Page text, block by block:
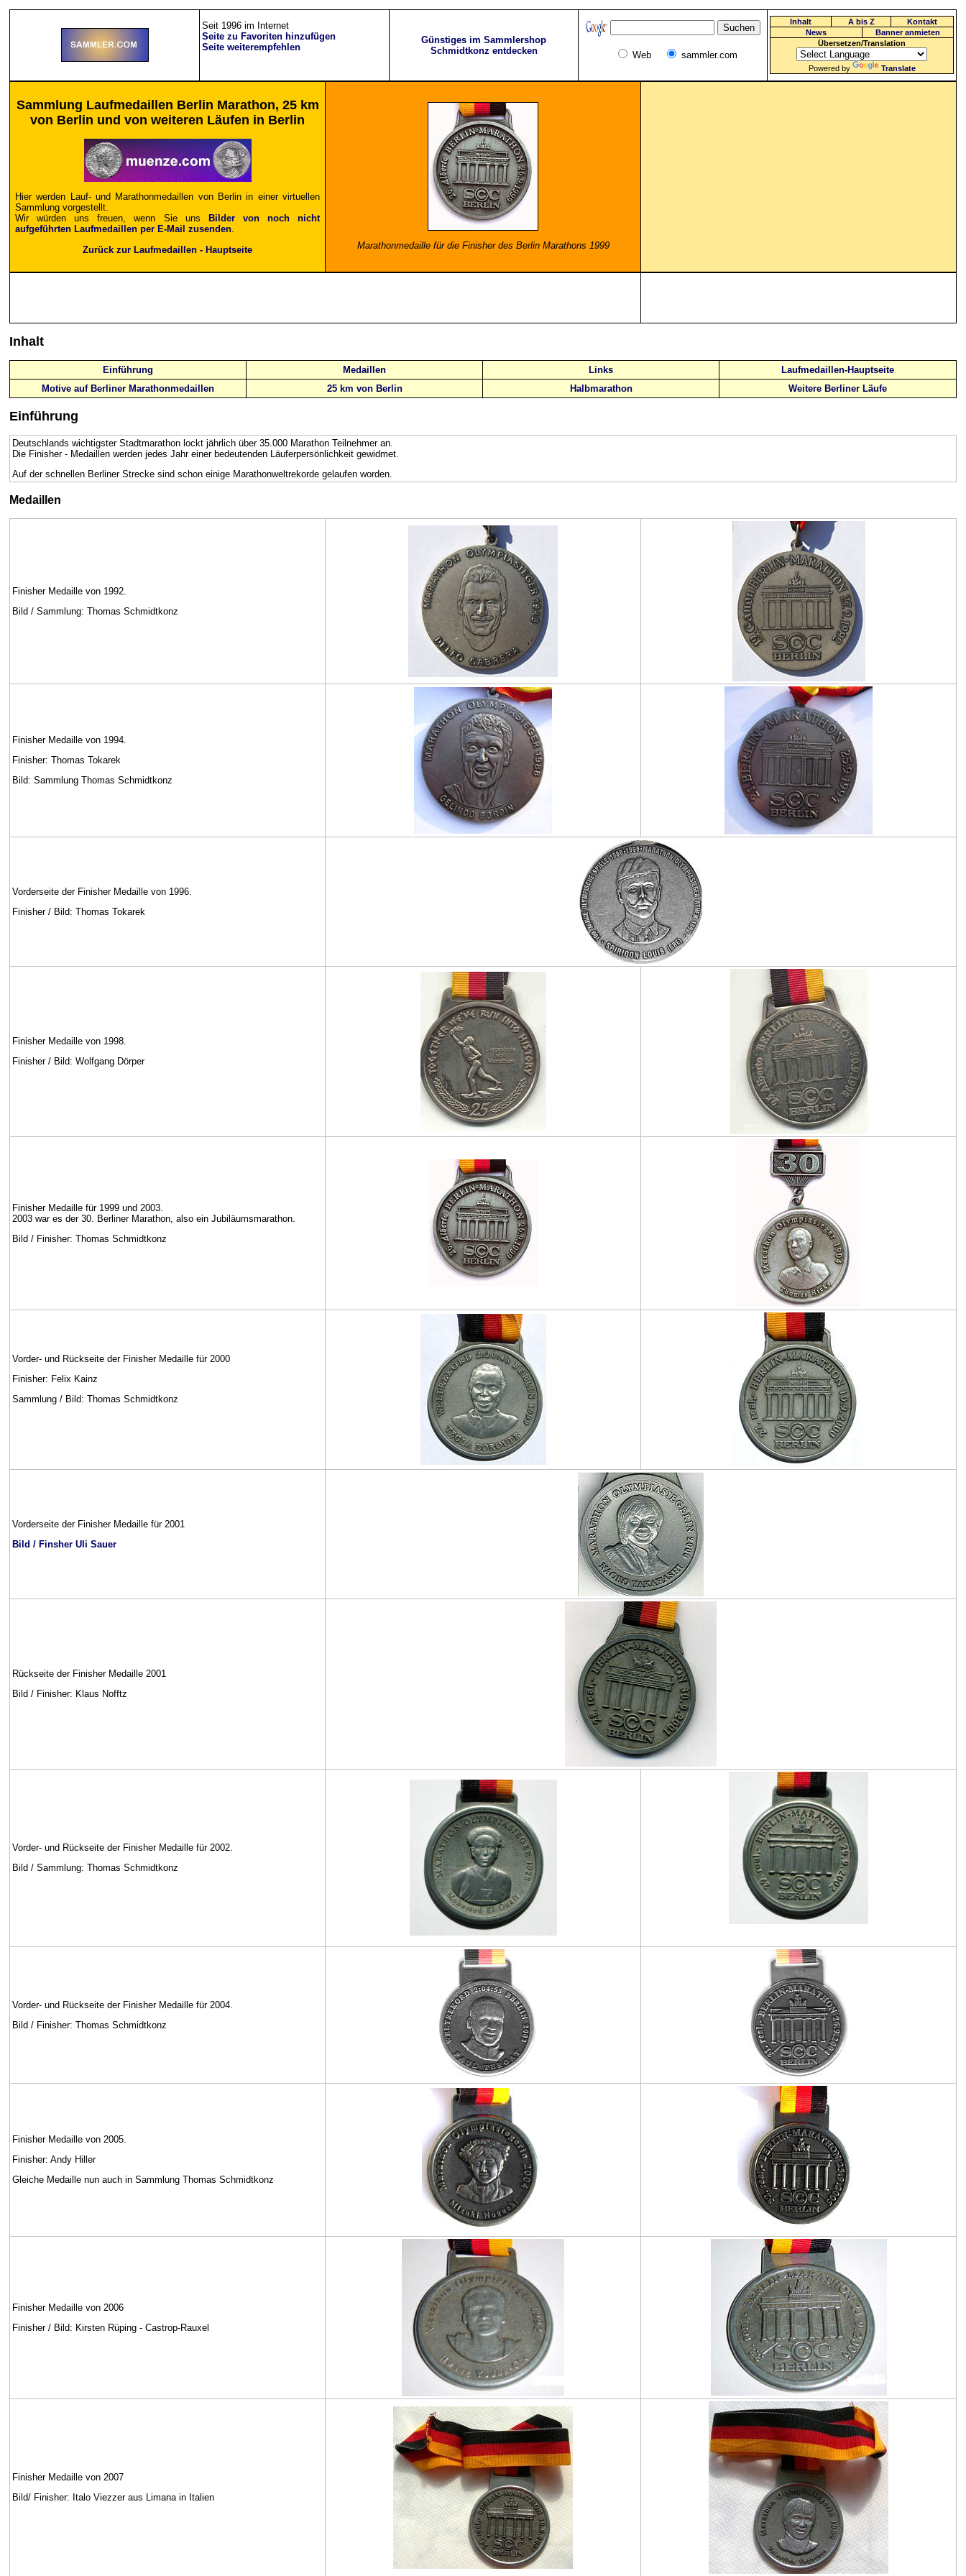
Seit 1996 im Internet
Seite zu Favoriten hinzufügen
Seite weiterempfehlen
Günstiges im Sammlershop
Schmidtkonz entdecken
Web sammler.com
Inhalt A bis Z
Kontakt
News
Banner anmieten
Übersetzen/Translation
Powered by Translate
Sammlung Laufmedaillen Berlin Marathon, 25 km
von Berlin und von weiteren Läufen in Berlin
Hier werden Lauf- und Marathonmedaillen von Berlin in einer virtuellen
Sammlung vorgestellt.
Wir würden uns freuen, wenn Sie uns
Bilder von noch nicht
aufgeführten Laufmedaillen per E-Mail zusenden.
Zurück zur Laufmedaillen - Hauptseite
Marathonmedaille für die Finisher des Berlin Marathons 1999
Inhalt
Einführung Medaillen Links
Laufmedaillen-Hauptseite
Motive auf Berliner Marathonmedaillen
25 km von Berlin Halbmarathon Weitere Berliner Läufe
Einführung
Deutschlands wichtigster Stadtmarathon lockt jährlich über 35.000 Marathon Teilnehmer an.
Die Finisher - Medaillen werden jedes Jahr einer bedeutenden Läuferpersönlichkeit gewidmet.
Auf der schnellen Berliner Strecke sind schon einige Marathonweltrekorde gelaufen worden.
Medaillen
Finisher Medaille von 1992.
Bild / Sammlung: Thomas Schmidtkonz
Finisher Medaille von 1994.
Finisher: Thomas Tokarek
Bild: Sammlung Thomas Schmidtkonz
Vorderseite der Finisher Medaille von 1996.
Finisher / Bild: Thomas Tokarek
Finisher Medaille von 1998.
Finisher / Bild: Wolfgang Dörper
Finisher Medaille für 1999 und 2003.
2003 war es der 30. Berliner Marathon, also ein Jubiläumsmarathon.
Bild / Finisher: Thomas Schmidtkonz
Vorder- und Rückseite der Finisher Medaille für 2000
Finisher: Felix Kainz
Sammlung / Bild: Thomas Schmidtkonz
Vorderseite der Finisher Medaille für 2001
Bild / Finsher Uli Sauer
Rückseite der Finisher Medaille 2001
Bild / Finisher: Klaus Nofftz
Vorder- und Rückseite der Finisher Medaille für 2002.
Bild / Sammlung: Thomas Schmidtkonz
Vorder- und Rückseite der Finisher Medaille für 2004.
Bild / Finisher: Thomas Schmidtkonz
Finisher Medaille von 2005.
Finisher: Andy Hiller
Gleiche Medaille nun auch in Sammlung Thomas Schmidtkonz
Finisher Medaille von 2006
Finisher / Bild: Kirsten Rüping - Castrop-Rauxel
Finisher Medaille von 2007
Bild/ Finisher: Italo Viezzer aus Limana in Italien